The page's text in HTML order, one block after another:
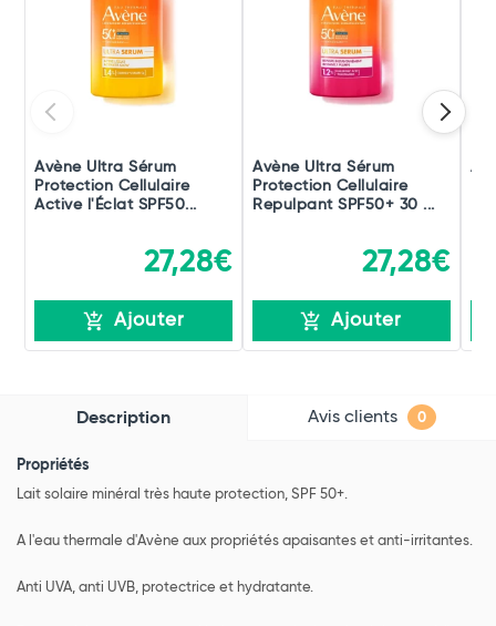
Avène Ultra Sérum
Protection Cellulaire
Active l'Éclat SPF50...
27,28€
Ajouter
Avène Ultra Sérum
Protection Cellulaire
Repulpant SPF50+ 30 ...
27,28€
Ajouter
Description Avis clients 0
Propriétés
Lait solaire minéral très haute protection, SPF 50+.
A l'eau thermale d'Avène aux propriétés apaisantes et anti-irritantes.
Anti UVA, anti UVB, protectrice et hydratante.